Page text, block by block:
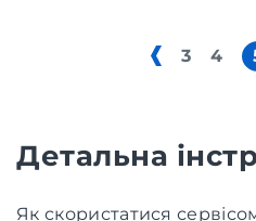
3 4
Детальна
Як скористатися